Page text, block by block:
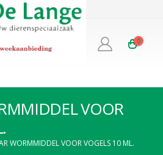
0
VOOR
WORMMIDDEL VOOR VOGELS 10 ML.